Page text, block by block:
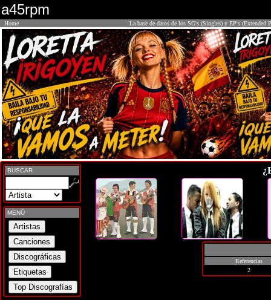
a45rpm
Home La base de datos de los SG's (Singles) y EP's (Extended
BUSCAR
MENÚ
Referencias
2